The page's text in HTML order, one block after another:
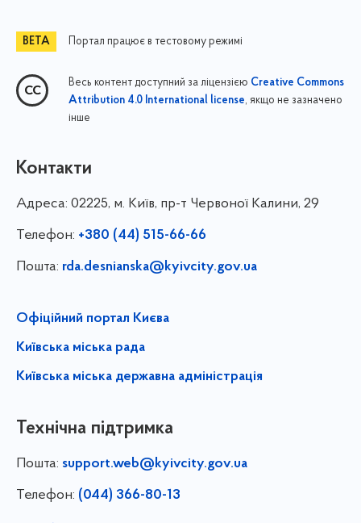
Портал працює в тестовому режимі
Весь контент доступний за ліцензією Creative Commons
Attribution 4.0 International license, якщо не зазначено
інше
Контакти
Адреса: 02225, м. Київ, пр-т Червоної Калини, 29
Телефон: +380 (44) 515-66-66
Пошта: rda.desnianska@kyivcity.gov.ua
Офіційний портал Києва
Київська міська рада
Київська міська державна адміністрація
Технічна підтримка
Пошта: support.web@kyivcity.gov.ua
Телефон: (044) 366-80-13